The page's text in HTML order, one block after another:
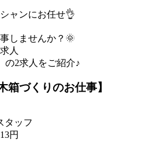
ャンにお任せ👌
しませんか？🌞
人
の2求人をご紹介♪
箱づくりのお仕事】
タッフ
円